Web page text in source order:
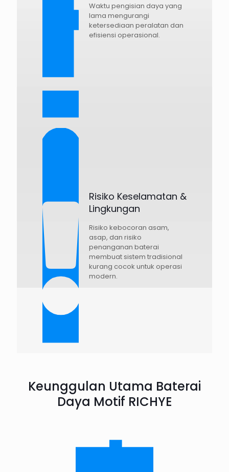
Waktu pengisian daya yang
lama mengurangi
ketersediaan peralatan dan
efisiensi operasional.
Risiko Keselamatan &
Lingkungan
Risiko kebocoran asam,
asap, dan risiko
penanganan baterai
membuat sistem tradisional
kurang cocok untuk operasi
modern.
Keunggulan Utama Baterai
Daya Motif RICHYE